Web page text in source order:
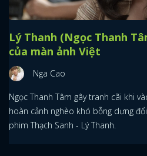
Lý Thanh (Ngọc Thanh
của màn ảnh Việt
Nga Cao
Ngọc Thanh Tâm gây tranh cãi khi
hoàn cảnh nghèo khó bỗng dưng
phim Thạch Sanh - Lý Thanh.